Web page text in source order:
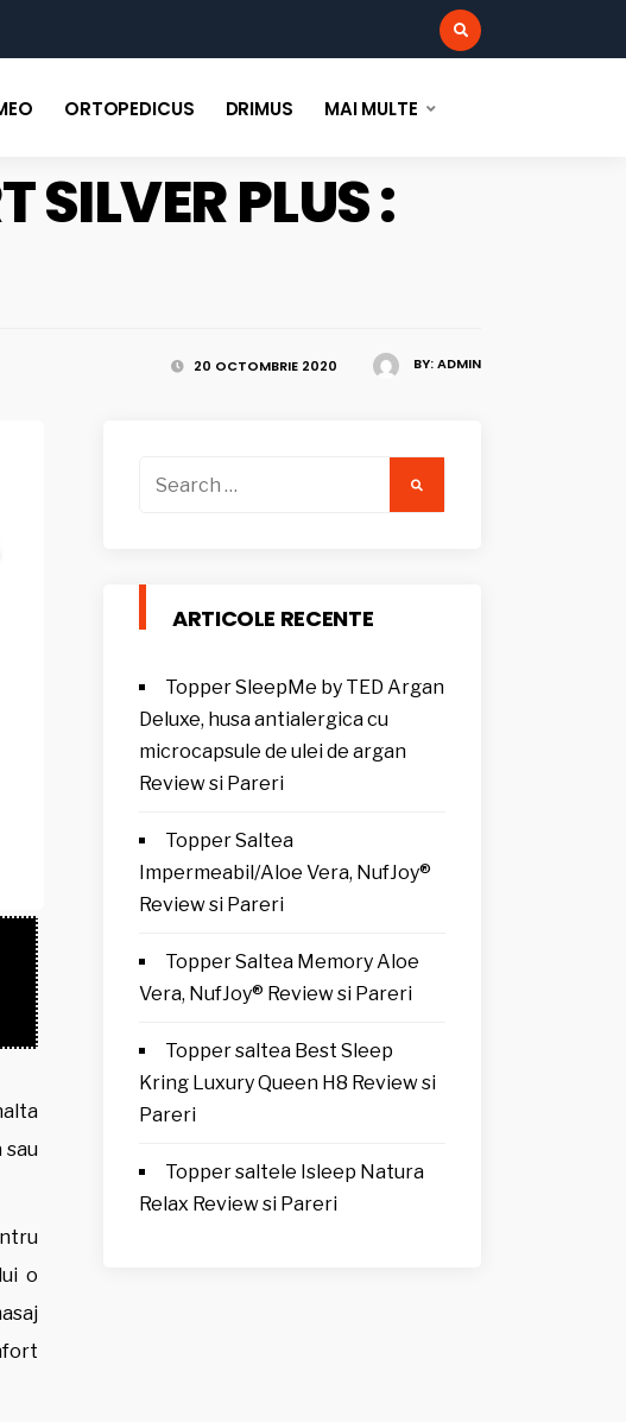
ORTOPEDICUS DRIMUS MAI MULTE
SILVER PLUS :
BY:ADMIN
20 OCTOMBRIE 2020
o
ARTICOLE RECENTE
Topper SleepMe by TED Argan
Deluxe, husa antialergica cu
microcapsule de ulei de argan
Review si Pareri
Topper Saltea
Impermeabil/Aloe Vera, NufJoy®
Review si Pareri
Topper Saltea Memory Aloe
Vera, NufJoy® Review si Pareri
Topper saltea Best Sleep
Kring Luxury Queen H8 Review si
Pareri
Topper saltele Isleep Natura
Relax Review si Pareri